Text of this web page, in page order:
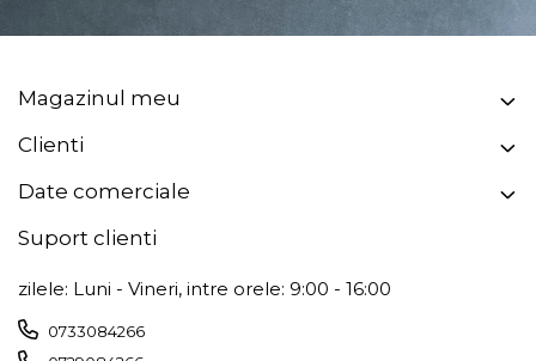
Magazinul meu
Clienti
Date comerciale
Suport clienti
zilele: Luni - Vineri, intre orele: 9:00 - 16:00
0733084266